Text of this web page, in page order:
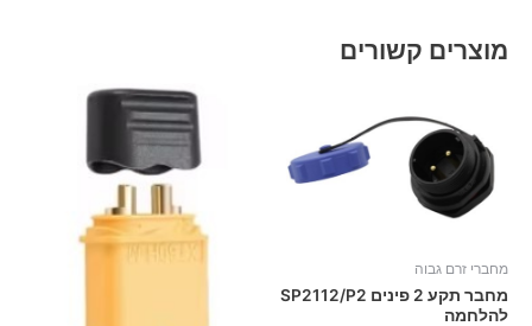
מוצרים קשורים
מחברי זרם גבוה
מחבר תקע 2 פינים SP2112/P2
להלחמה